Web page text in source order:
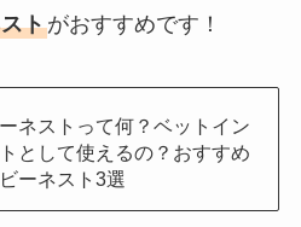
トがおすすめです！
ネストって何？ベットイン
として使えるの？おすすめ
ーネスト3選